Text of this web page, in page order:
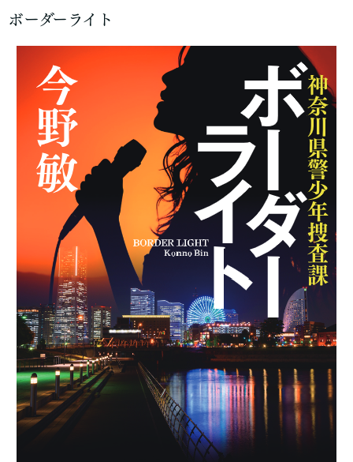
ボーダーライト